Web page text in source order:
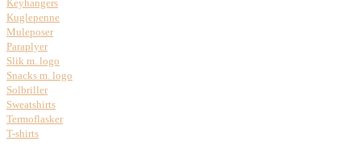
Keyhangers
Kuglepenne
Muleposer
Paraplyer
Slik m. logo
Snacks m. logo
Solbriller
Sweatshirts
Termoflasker
T-shirts